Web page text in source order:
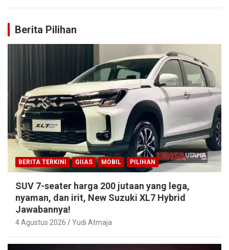
Berita Pilihan
BERITA TERKINI GIIAS MOBIL PILIHAN
SUV 7-seater harga 200 jutaan yang lega,
nyaman, dan irit, New Suzuki XL7 Hybrid
Jawabannya!
4 Agustus 2026 Yudi Atmaja